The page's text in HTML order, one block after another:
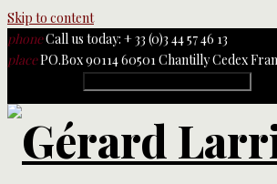
Skip to content
phoneCall us today: + 33 (0)3 44 57 46 13
placePO.Box 90114 60501 Chantilly Cedex